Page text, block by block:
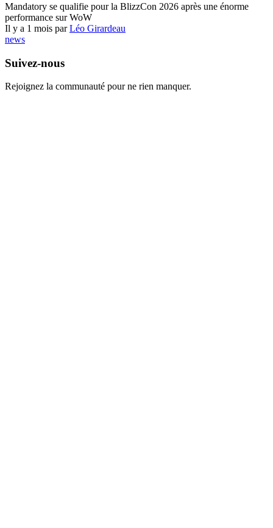
Mandatory se qualifie pour la BlizzCon 2026 après une énorme
performance sur WoW
Il y a 1 mois parLéo Girardeau
news
Suivez-nous
Rejoignez la communauté pour ne rien manquer.